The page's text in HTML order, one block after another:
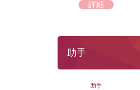
詳細
助手
助手